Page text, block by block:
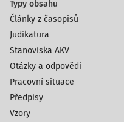
Typy obsahu
Články z časopisů
Judikatura
Stanoviska AKV
Otázky a odpovědi
Pracovní situace
Předpisy
Vzory